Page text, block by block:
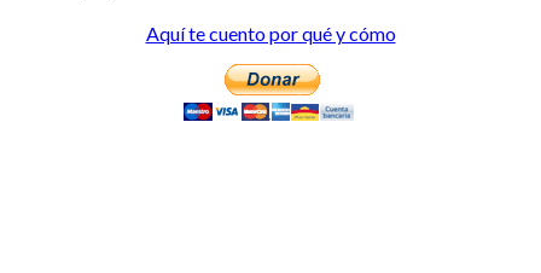
Aquí te cuento por qué y cómo